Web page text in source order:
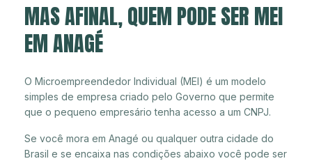
MAS AFINAL, QUEM PODE SER MEI
EM ANAGÉ
O Microempreendedor Individual (MEI) é um modelo
simples de empresa criado pelo Governo que permite
que o pequeno empresário tenha acesso a um CNPJ.
Se você mora em Anagé ou qualquer outra cidade do
Brasil e se encaixa nas condições abaixo você pode ser